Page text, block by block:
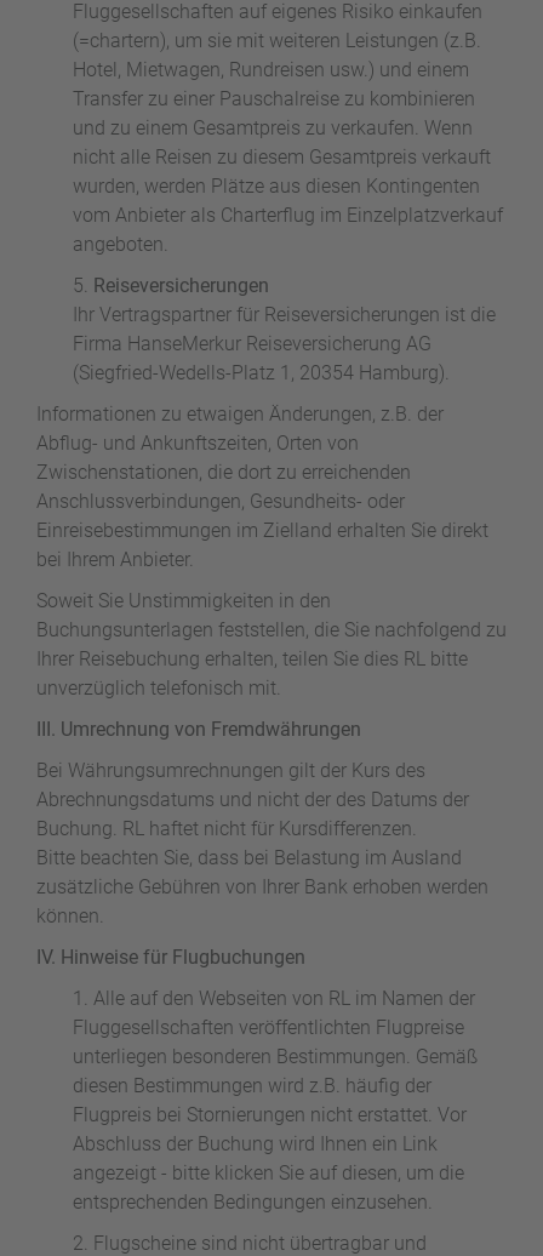
Fluggesellschaften auf eigenes Risiko einkaufen
(=chartern), um sie mit weiteren Leistungen (z.B.
Hotel, Mietwagen, Rundreisen usw.) und einem
Transfer zu einer Pauschalreise zu kombinieren
und zu einem Gesamtpreis zu verkaufen. Wenn
nicht alle Reisen zu diesem Gesamtpreis verkauft
wurden, werden Plätze aus diesen Kontingenten
vom Anbieter als Charterflug im Einzelplatzverkauf
angeboten.
Reiseversicherungen
Ihr Vertragspartner für Reiseversicherungen ist die
Firma HanseMerkur Reiseversicherung AG
(Siegfried-Wedells-Platz 1, 20354 Hamburg).
Informationen zu etwaigen Änderungen, z.B. der
Abflug- und Ankunftszeiten, Orten von
Zwischenstationen, die dort zu erreichenden
Anschlussverbindungen, Gesundheits- oder
Einreisebestimmungen im Zielland erhalten Sie direkt
bei Ihrem Anbieter.
Soweit Sie Unstimmigkeiten in den
Buchungsunterlagen feststellen, die Sie nachfolgend zu
Ihrer Reisebuchung erhalten, teilen Sie dies RL bitte
unverzüglich telefonisch mit.
III. Umrechnung von Fremdwährungen
Bei Währungsumrechnungen gilt der Kurs des
Abrechnungsdatums und nicht der des Datums der
Buchung. RL haftet nicht für Kursdifferenzen.
Bitte beachten Sie, dass bei Belastung im Ausland
zusätzliche Gebühren von Ihrer Bank erhoben werden
können.
IV. Hinweise für Flugbuchungen
Alle auf den Webseiten von RL im Namen der
Fluggesellschaften veröffentlichten Flugpreise
unterliegen besonderen Bestimmungen. Gemäß
diesen Bestimmungen wird z.B. häufig der
Flugpreis bei Stornierungen nicht erstattet. Vor
Abschluss der Buchung wird Ihnen ein Link
angezeigt - bitte klicken Sie auf diesen, um die
entsprechenden Bedingungen einzusehen.
Flugscheine sind nicht übertragbar und